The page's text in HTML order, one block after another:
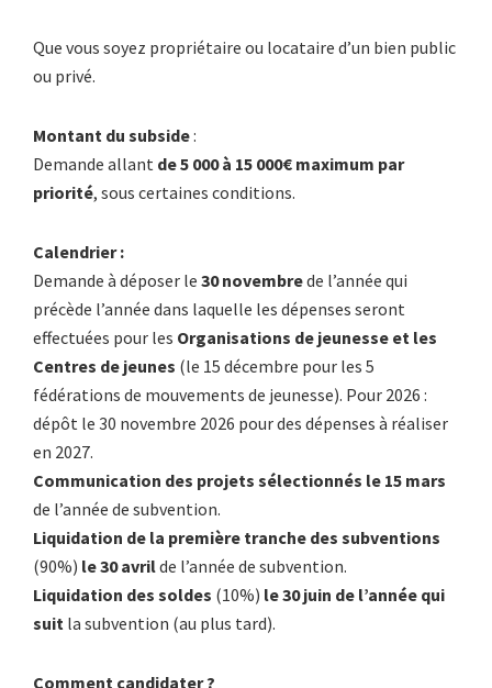
Que vous soyez propriétaire ou locataire d’un bien public
ou privé.
Montant du subside:
Demande allant de 5 000 à 15 000€ maximum par
priorité, sous certaines conditions.
Calendrier :
Demande à déposer le 30 novembrede l’année qui
précède l’année dans laquelle les dépenses seront
effectuées pour les Organisations de jeunesse et les
Centres de jeunes (le 15 décembre pour les 5
fédérations de mouvements de jeunesse). Pour 2026 :
dépôt le 30 novembre 2026 pour des dépenses à réaliser
en 2027.
Communication des projets sélectionnés le 15 mars
de l’année de subvention.
Liquidation de la première tranche des subventions
(90%) le 30 avrilde l’année de subvention.
Liquidation des soldes (10%) le 30 juin de l’année qui
suit la subvention (au plus tard).
Comment candidater ?